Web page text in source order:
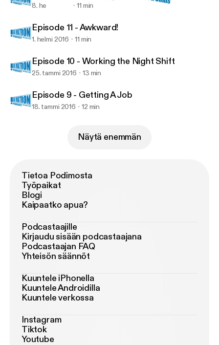
Ask Matron
8. helmi 2016 11 min
Episode 11 - Awkward!
1. helmi 2016 11 min
Episode 10 - Working the Night Shift
25. tammi 2016 13 min
Episode 9 - Getting A Job
18. tammi 2016 12 min
Näytä enemmän
Tietoa Podimosta
Työpaikat
Blogi
Kaipaatko apua?
Podcastaajille
Kirjaudu sisään podcastaajana
Podcastaajan FAQ
Yhteisön säännöt
Kuuntele iPhonella
Kuuntele Androidilla
Kuuntele verkossa
Instagram
Tiktok
Youtube